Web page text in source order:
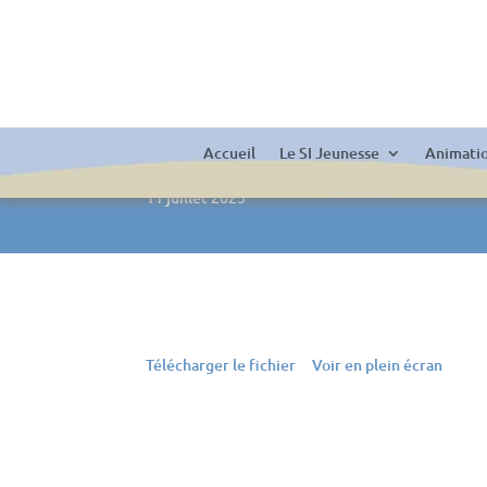
Accueil Le SI Jeunesse
Règlement intérieur ALSH
11 juillet 2025
Télécharger le fichier Voir en plein écran